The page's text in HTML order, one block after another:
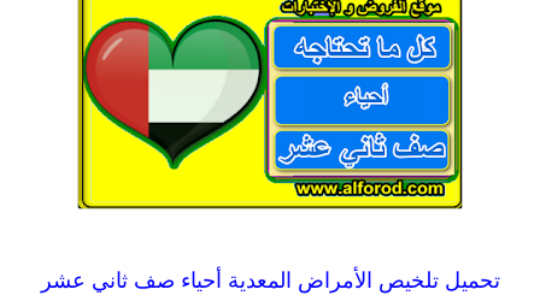
تحميلتلخيص الأمراض المعدية أحياء صف ثاني عشر